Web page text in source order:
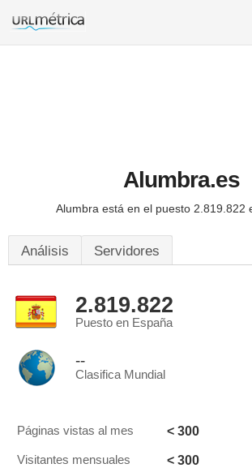
Alumbra.es
Alumbra está en el puesto 2.819.822
Análisis Servidores
2.819.822
Puesto en España
--
Clasifica Mundial
Páginas vistas al mes < 300
Visitantes mensuales < 300